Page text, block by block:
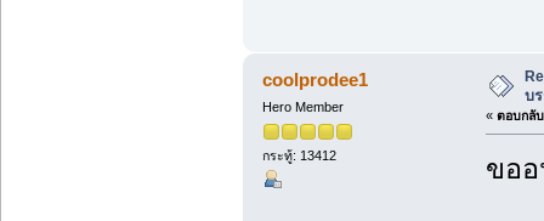
coolprodee1
Hero Member
กระทู้: 13412
บ
« ตอบกลั
ขอ